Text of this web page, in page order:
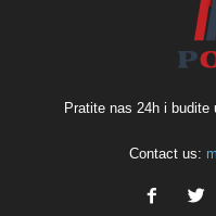
Pratite nas 24h i budite
Contact us: